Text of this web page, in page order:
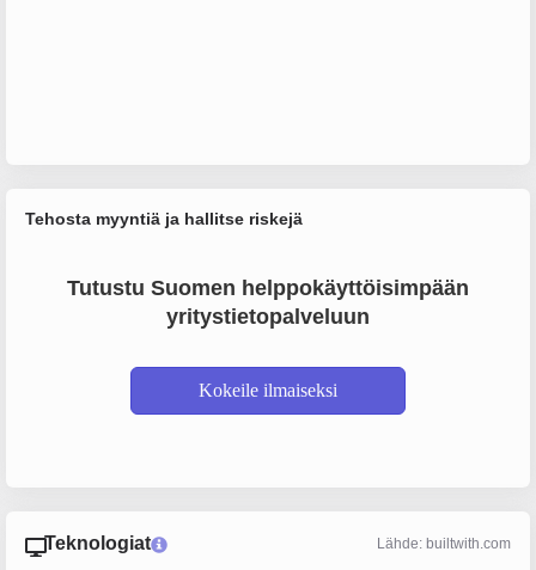
Tehosta myyntiä ja hallitse riskejä
Tutustu Suomen helppokäyttöisimpään
yritystietopalveluun
Kokeile ilmaiseksi
Teknologiat Lähde: builtwith.com